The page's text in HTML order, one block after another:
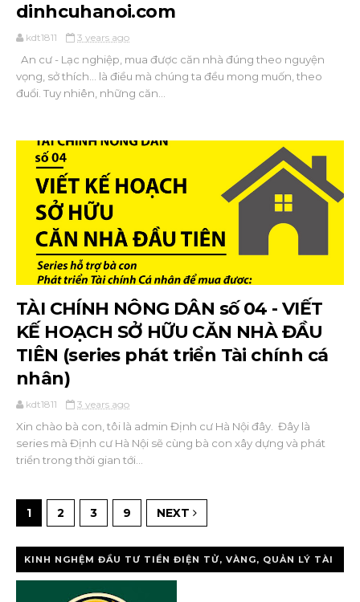
dinhcuhanoi.com
kdt1811 3 years ago
An cư - Lạc nghiệp, mua được căn nhà đúng theo nguyện
vọng, sở thích... là điều mà chúng ta đều mong muốn, theo
đuổi. Tuy nhiên, những căn...
TÀI CHÍNH NÔNG DÂN số 04 - VIẾT
KẾ HOẠCH SỞ HỮU CĂN NHÀ ĐẦU
TIÊN (series phát triển Tài chính cá
nhân)
kdt1811 3 years ago
Xin chào bà con, tôi là admin Định cư Hà Nội đây. Đây là
series mà Định cư Hà Nội sẽ cùng bà con xây dựng và phát
triển trong thời gian tới...
1 2 3 9 NEXT
KINH NGHỆM ĐẦU TƯ TIỀN ĐIỆN TỬ, VÀNG, QUẢN LÝ TÀI